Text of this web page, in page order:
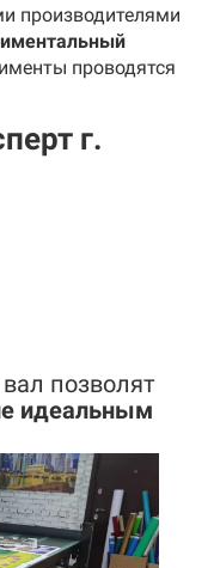
производителями
проводятся
г.
вал позволят
идеальным